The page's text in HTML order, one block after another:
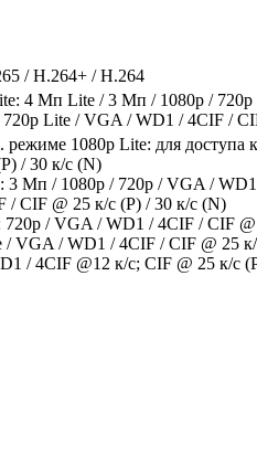
/ H.264+ / H.264
4 Мп Lite / 3 Мп / 1080p /
Lite / VGA / WD1 / 4CIF /
1080p Lite: для
/ 30 к/с (N)
3 Мп / 1080p / 720p / VGA /
CIF @ 25 к/с (P) / 30 к/с (N)
720p / VGA / WD1 / 4CIF / CIF
/ VGA / WD1 / 4CIF / CIF @ 25
/ 4CIF @12 к/с; CIF @ 25 к/с